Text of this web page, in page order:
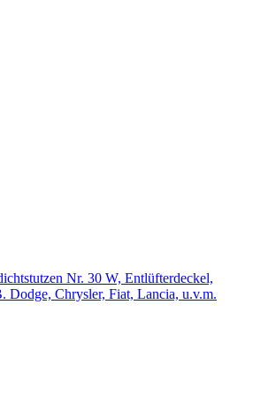
Nr. 30 W, Entlüfterdeckel,
Dodge, Chrysler, Fiat, Lancia, u.v.m.